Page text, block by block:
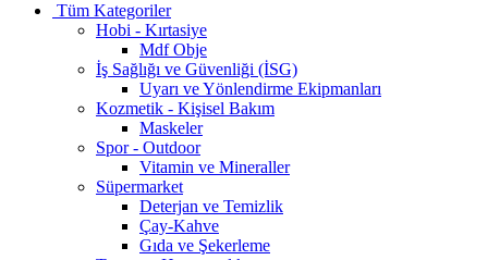
Tüm Kategoriler
Hobi - Kırtasiye
Mdf Obje
İş Sağlığı ve Güvenliği (İSG)
Uyarı ve Yönlendirme Ekipmanları
Kozmetik - Kişisel Bakım
Maskeler
Spor - Outdoor
Vitamin ve Mineraller
Süpermarket
Deterjan ve Temizlik
Çay-Kahve
Gıda ve Şekerleme